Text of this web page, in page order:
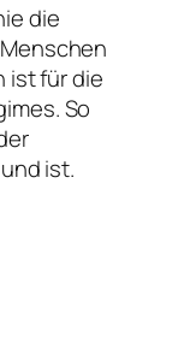
die
ist für die
So
ist.